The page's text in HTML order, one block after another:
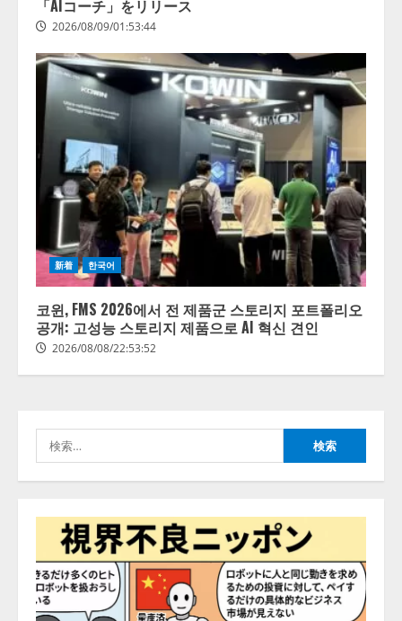
「AIコーチ」をリリース
2026/08/09/01:53:44
新着 한국어
코윈, FMS 2026에서 전 제품군 스토리지 포트폴리오
공개: 고성능 스토리지 제품으로 AI 혁신 견인
2026/08/08/22:53:52
索:
2
【開催報告】次世代AIプラットフ
ォーム「TAIZA」および新サービ
スに関する記者発表会を開催
2026/08/07/17:53:45
lmessage、MCP接続機能を強化
し、AIから設定操作できる機能を
拡充
2026/08/07/13:53:50
する調査】AIを組織として導入で
きている企業は26.8％。AI導入企
2026/08/07/13:53:50
ナレッジワーク、AIエンジニア油
井 誠（@myui）が入社。「セール
スAIエージェントOS」「営業領域
の業界特化LLM」の開発とAI研究
開発をリード